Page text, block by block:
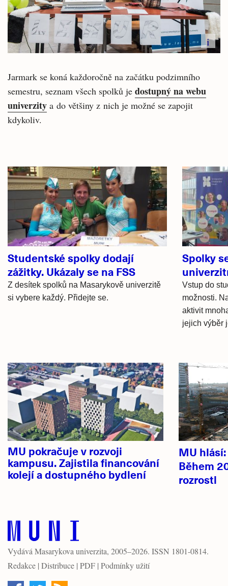
i
Jarmark se koná každoročně na začátku podzimního
semestru, seznam všech spolků je dostupný na webu
univerzity a do většiny z nich je možné se zapojit
kdykoliv.
Související
články
Studentské spolky dodají
zážitky. Ukázaly se na FSS
Z desítek spolků na Masarykově univerzitě
si vybere každý. Přidejte se.
Spolky
Vstup do
možnosti.
aktivit
jejich výběr
Hlavní
novinky
MU pokračuje v rozvoji
kampusu. Zajistila financování
kolejí a dostupného bydlení
MU
Během
rozrostl
VydáváMasarykova univerzita, 2005–2026. ISSN 1801-0814.
Redakce | Distribuce | PDF | Podmínky užití